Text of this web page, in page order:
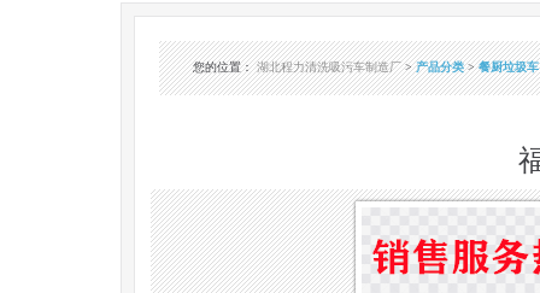
您的位置：湖北程力清洗吸污车制造厂>产品分类>餐厨垃圾车